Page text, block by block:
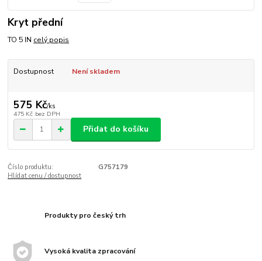
Kryt přední
TO 5 IN celý popis
Dostupnost Není skladem
575 Kč/ks
475 Kč bez DPH
Přidat do košíku
Číslo produktu:
G757179
Hlídat cenu / dostupnost
Produkty pro český trh
Vysoká kvalita zpracování